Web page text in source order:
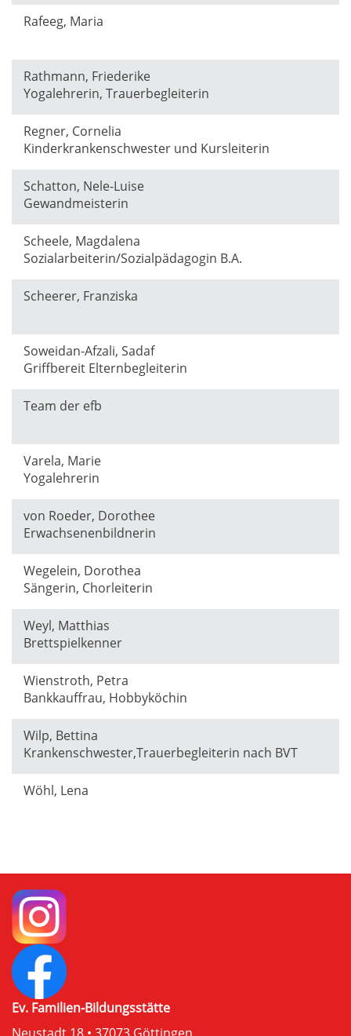
Rafeeg, Maria
Rathmann, Friederike
Yogalehrerin, Trauerbegleiterin
Regner, Cornelia
Kinderkrankenschwester und Kursleiterin
Schatton, Nele-Luise
Gewandmeisterin
Scheele, Magdalena
Sozialarbeiterin/Sozialpädagogin B.A.
Scheerer, Franziska
Soweidan-Afzali, Sadaf
Griffbereit Elternbegleiterin
Team der efb
Varela, Marie
Yogalehrerin
von Roeder, Dorothee
Erwachsenenbildnerin
Wegelein, Dorothea
Sängerin, Chorleiterin
Weyl, Matthias
Brettspielkenner
Wienstroth, Petra
Bankkauffrau, Hobbyköchin
Wilp, Bettina
Krankenschwester,Trauerbegleiterin nach BVT
Wöhl, Lena
Ev. Familien-Bildungsstätte